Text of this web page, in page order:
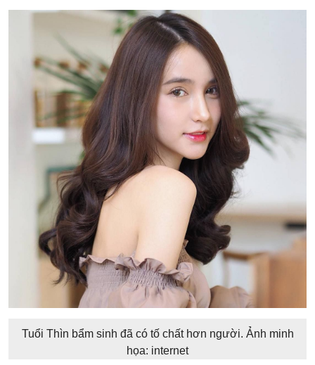
Tuổi Thìn bẩm sinh đã có tố chất hơn người. Ảnh minh
họa: internet